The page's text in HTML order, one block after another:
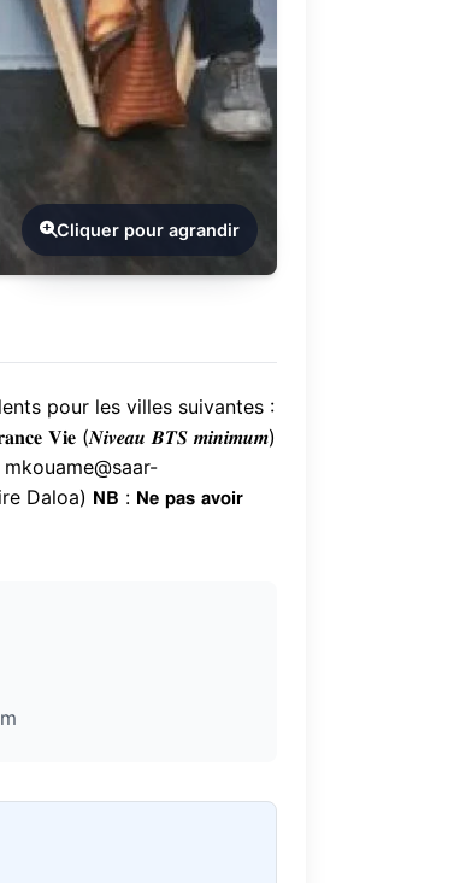
Cliquer pour agrandir
pour les villes suivantes :
𝐕𝐢𝐞 (𝑵𝒊𝒗𝒆𝒂𝒖 𝑩𝑻𝑺 𝒎𝒊𝒏𝒊𝒎𝒖𝒎)
mkouame@saar-
Daloa) 𝗡𝗕 : 𝗡𝗲 𝗽𝗮𝘀 𝗮𝘃𝗼𝗶𝗿